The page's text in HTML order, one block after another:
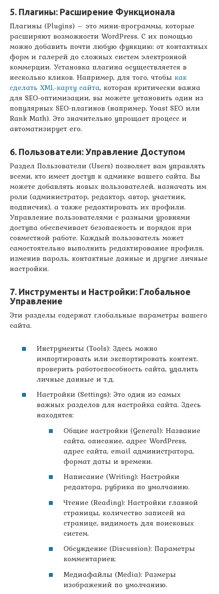
5. Плагины: Расширение Функционала
Плагины (Plugins) – это мини-программы, которые
расширяют возможности WordPress. С их помощью
можно добавить почти любую функцию: от контактных
форм и галерей до сложных систем электронной
коммерции. Установка плагина осуществляется в
несколько кликов. Например, для того, чтобы как
сделать XML-карту сайта, которая критически важна
для SEO-оптимизации, вы можете установить один из
популярных SEO-плагинов (например, Yoast SEO или
Rank Math). Это значительно упрощает процесс и
автоматизирует его.
6. Пользователи: Управление Доступом
Раздел Пользователи (Users) позволяет вам управлять
всеми, кто имеет доступ к админке вашего сайта. Вы
можете добавлять новых пользователей, назначать им
роли (администратор, редактор, автор, участник,
подписчик), а также редактировать их профили.
Управление пользователями с разными уровнями
доступа обеспечивает безопасность и порядок при
совместной работе. Каждый пользователь может
самостоятельно выполнить редактирование профиля,
изменив пароль, контактные данные и другие личные
настройки.
7. Инструменты и Настройки: Глобальное
Управление
Эти разделы содержат глобальные параметры вашего
сайта.
Инструменты (Tools): Здесь можно
импортировать или экспортировать контент,
проверить работоспособность сайта, удалить
личные данные и т.д.
Настройки (Settings): Это один из самых
важных разделов для настройка сайта. Здесь
находятся:
Общие настройки (General): Название
сайта, описание, адрес WordPress,
адрес сайта, email администратора,
формат даты и времени.
Написание (Writing): Настройки
редактора, рубрика по умолчанию.
Чтение (Reading): Настройки главной
страницы, количество записей на
странице, видимость для поисковых
систем.
Обсуждение (Discussion): Параметры
комментариев;
Медиафайлы (Media): Размеры
изображений по умолчанию.